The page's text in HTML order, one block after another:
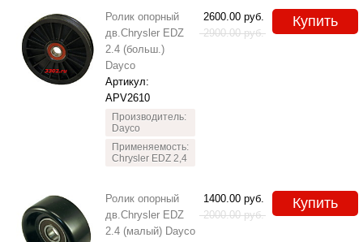
Ролик опорный
дв.Chrysler EDZ
2.4 (больш.)
Dayco
Артикул:
APV2610
Производитель:
Dayco
Применяемость:
Chrysler EDZ 2,4
2600.00 руб.
2900.00 руб.
Купить
Ролик опорный
дв.Chrysler EDZ
2.4 (малый) Dayco
1400.00 руб.
2000.00 руб.
Купить